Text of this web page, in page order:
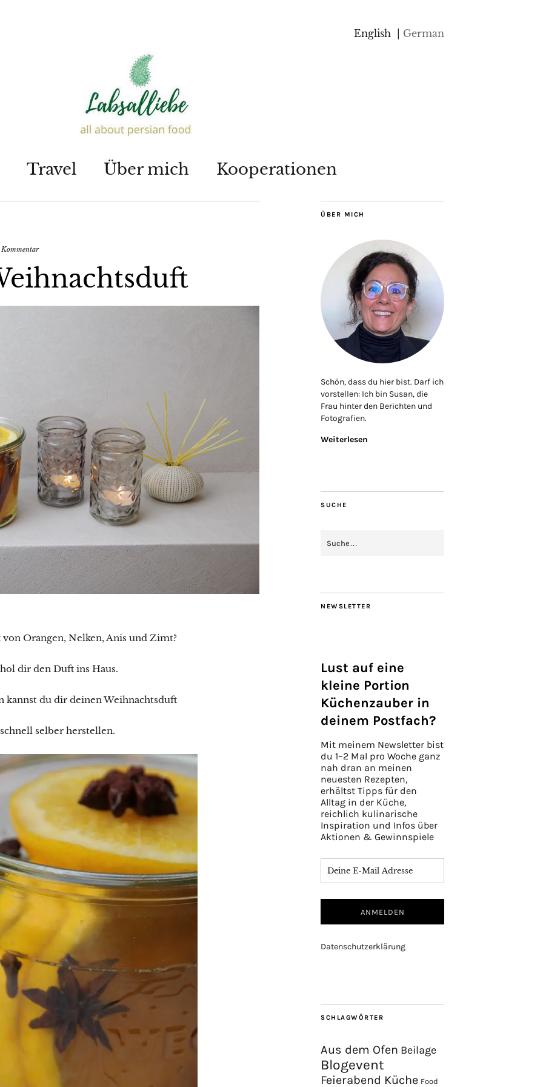
English German
Travel Über mich Kooperationen
Kommentar
Orangen, Nelken, Anis und Zimt?
dir den Duft ins Haus.
kannst du dir deinen Weihnachtsduft
selber herstellen.
ÜBER MICH
Schön, dass du hier bist. Darf ich
vorstellen: Ich bin Susan, die
Frau hinter den Berichten und
Fotografien.
Weiterlesen
SUCHE
NEWSLETTER
Lust auf eine
kleine Portion
Küchenzauber in
deinem Postfach?
Mit meinem Newsletter bist
du 1–2 Mal pro Woche ganz
nah dran an meinen
neuesten Rezepten,
erhältst Tipps für den
Alltag in der Küche,
reichlich kulinarische
Inspiration und Infos über
Aktionen & Gewinnspiele
Datenschutzerklärung
SCHLAGWÖRTER
Aus dem Ofen Beilage
Blogevent
Feierabend Küche Food